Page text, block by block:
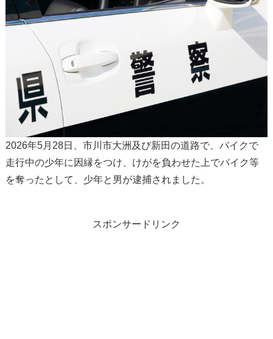
2026年5月28日、市川市大洲及び新田の道路で、バイクで
走行中の少年に因縁をつけ、けがを負わせた上でバイク等
を奪ったとして、少年と男が逮捕されました。
スポンサードリンク